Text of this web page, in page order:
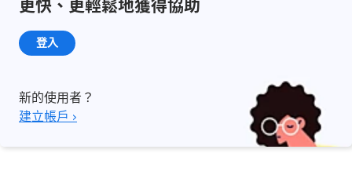
登入
新的使用者？
建立帳戶 ›